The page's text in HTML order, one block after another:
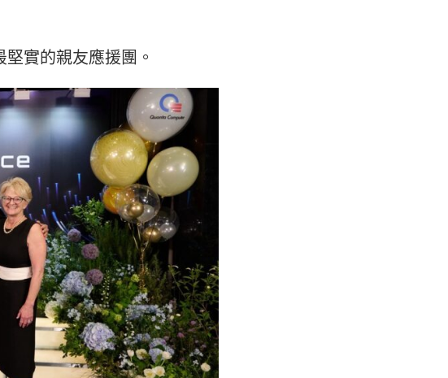
實的親友應援團。